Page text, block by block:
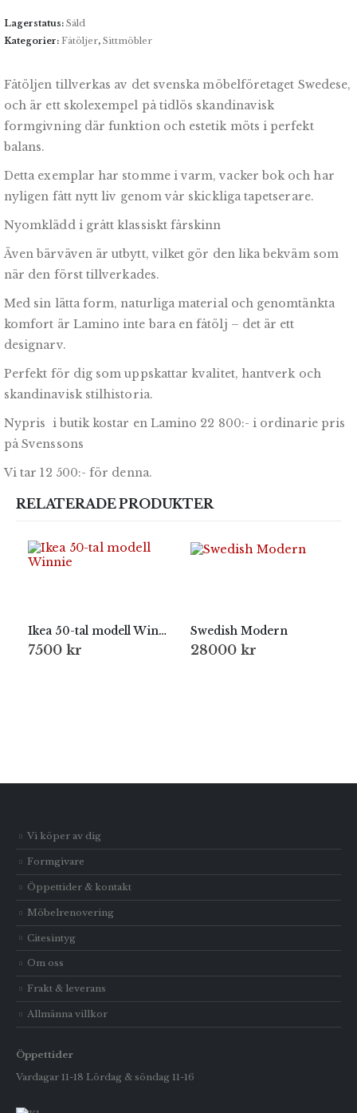
Lagerstatus: Såld
Kategorier: Fåtöljer, Sittmöbler
Fåtöljen tillverkas av det svenska möbelföretaget Swedese,
och är ett skolexempel på tidlös skandinavisk
formgivning där funktion och estetik möts i perfekt
balans.
Detta exemplar har stomme i varm, vacker bok och har
nyligen fått nytt liv genom vår skickliga tapetserare.
Nyomklädd i grått klassiskt fårskinn
Även bärväven är utbytt, vilket gör den lika bekväm som
när den först tillverkades.
Med sin lätta form, naturliga material och genomtänkta
komfort är Lamino inte bara en fåtölj – det är ett
designarv.
Perfekt för dig som uppskattar kvalitet, hantverk och
skandinavisk stilhistoria.
Nypris i butik kostar en Lamino 22 800:- i ordinarie pris
på Svenssons
Vi tar 12 500:- för denna.
RELATERADE PRODUKTER
Ikea 50-tal modell Winnie
7500 kr
Swedish Modern
28000 kr
Vi köper av dig
Formgivare
Öppettider & kontakt
Möbelrenovering
Citesintyg
Om oss
Frakt & leverans
Allmänna villkor
Öppettider
Vardagar 11-18 Lördag & söndag 11-16